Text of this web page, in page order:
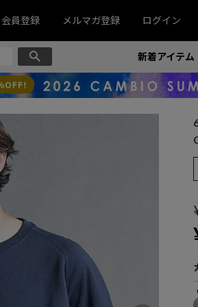
会員登録 メルマガ登録 ログイン
新着アイテム